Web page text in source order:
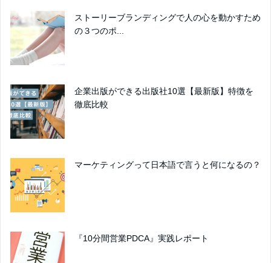
ストーリーブランディングで人の心を動かすため
の３つのポ...
企業出版ができる出版社10選【最新版】特徴を
徹底比較
マーケティングって日本語で言うと何になるの？
『10分間営業PDCA』実践レポート